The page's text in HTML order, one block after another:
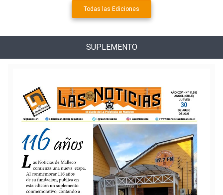
Todas las Ediciones
SUPLEMENTO